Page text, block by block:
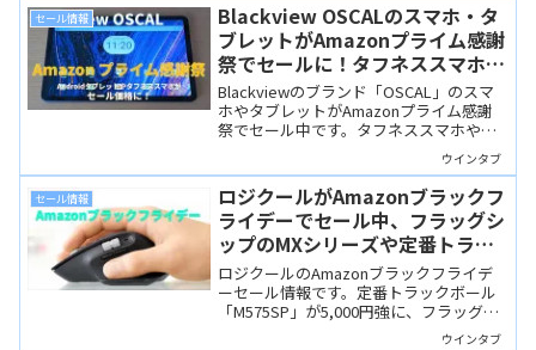
セール情報
Blackview OSCALのスマホ・タ
ブレットがAmazonプライム感謝
祭でセールに！タフネススマホや
タブレットがセール価格に
Blackviewのブランド「OSCAL」のスマ
ホやタブレットがAmazonプライム感謝
祭でセール中です。タフネススマホや良
スペック・付属品充実のタブレット、
Pad100がセール対象になっています。
ウインタブ
セール情報
ロジクールがAmazonブラックフ
ライデーでセール中、フラッグシ
ップのMXシリーズや定番トラッ
クボールが手頃な価格に
ロジクールのAmazonブラックフライデ
ーセール情報です。定番トラックボール
「M575SP」が5,000円強に、フラッグシ
ップの「MXシリーズ」も購入しやすい価
ウインタブ